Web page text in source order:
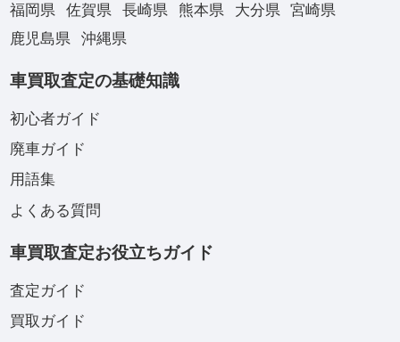
福岡県
佐賀県 長崎県 熊本県 大分県
宮崎県
鹿児島県
沖縄県
車買取査定の基礎知識
初心者ガイド
廃車ガイド
用語集
よくある質問
車買取査定お役立ちガイド
査定ガイド
買取ガイド